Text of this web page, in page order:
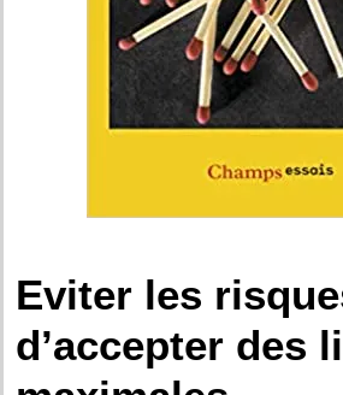
Eviter les
d’accepter des